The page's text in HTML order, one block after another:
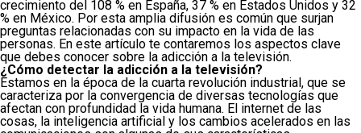
crecimiento del 108 % en España, 37 % en Estados Unidos y 32
% en México. Por esta amplia difusión es común que surjan
preguntas relacionadas con su impacto en la vida de las
personas. En este artículo te contaremos los aspectos clave
que debes conocer sobre la adicción a la televisión.
¿Cómo detectar la adicción a la televisión?
Estamos en la época de la cuarta revolución industrial, que se
caracteriza por la convergencia de diversas tecnologías que
afectan con profundidad la vida humana. El internet de las
cosas, la inteligencia artificial y los cambios acelerados en las